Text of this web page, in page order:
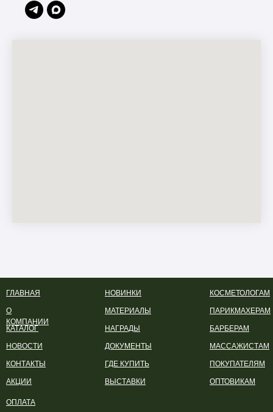
ГЛАВНАЯ
О
КОМПАНИИ
ОПЛАТА
КАТАЛОГ
НОВОСТИ
НОВИНКИ
МАТЕРИАЛЫ
ГДЕ КУПИТЬ
КОНТАКТЫ
ОПТОВИКАМ
КОСМЕТОЛОГАМ
ПАРИКМАХЕРАМ
БАРБЕРАМ
МАССАЖИСТАМ
ПОКУПАТЕЛЯМ
НАГРАДЫ
ДОКУМЕНТЫ
АКЦИИ ВЫСТАВКИ